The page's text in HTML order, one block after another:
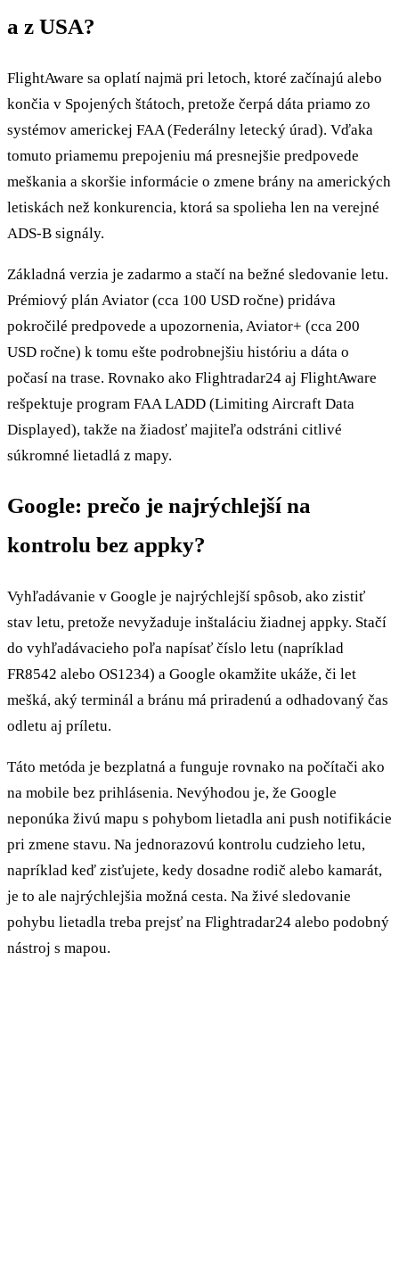
a z USA?
FlightAware sa oplatí najmä pri letoch, ktoré začínajú alebo
končia v Spojených štátoch, pretože čerpá dáta priamo zo
systémov americkej FAA (Federálny letecký úrad). Vďaka
tomuto priamemu prepojeniu má presnejšie predpovede
meškania a skoršie informácie o zmene brány na amerických
letiskách než konkurencia, ktorá sa spolieha len na verejné
ADS-B signály.
Základná verzia je zadarmo a stačí na bežné sledovanie letu.
Prémiový plán Aviator (cca 100 USD ročne) pridáva
pokročilé predpovede a upozornenia, Aviator+ (cca 200
USD ročne) k tomu ešte podrobnejšiu históriu a dáta o
počasí na trase. Rovnako ako Flightradar24 aj FlightAware
rešpektuje program FAA LADD (Limiting Aircraft Data
Displayed), takže na žiadosť majiteľa odstráni citlivé
súkromné lietadlá z mapy.
Google: prečo je najrýchlejší na
kontrolu bez appky?
Vyhľadávanie v Google je najrýchlejší spôsob, ako zistiť
stav letu, pretože nevyžaduje inštaláciu žiadnej appky. Stačí
do vyhľadávacieho poľa napísať číslo letu (napríklad
FR8542 alebo OS1234) a Google okamžite ukáže, či let
mešká, aký terminál a bránu má priradenú a odhadovaný čas
odletu aj príletu.
Táto metóda je bezplatná a funguje rovnako na počítači ako
na mobile bez prihlásenia. Nevýhodou je, že Google
neponúka živú mapu s pohybom lietadla ani push notifikácie
pri zmene stavu. Na jednorazovú kontrolu cudzieho letu,
napríklad keď zisťujete, kedy dosadne rodič alebo kamarát,
je to ale najrýchlejšia možná cesta. Na živé sledovanie
pohybu lietadla treba prejsť na Flightradar24 alebo podobný
nástroj s mapou.